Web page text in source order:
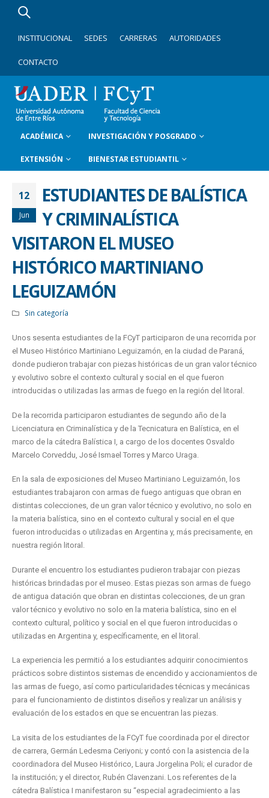
INSTITUCIONAL SEDES CARRERAS AUTORIDADES
CONTACTO
ACADÉMICA INVESTIGACIÓN Y POSGRADO
EXTENSIÓN BIENESTAR ESTUDIANTIL
12
Jun
ESTUDIANTES DE BALÍSTICA
Y CRIMINALÍSTICA
VISITARON EL MUSEO
HISTÓRICO MARTINIANO
LEGUIZAMÓN
Sin categoría
Unos sesenta estudiantes de la FCyT participaron de una recorrida por
el Museo Histórico Martiniano Leguizamón, en la ciudad de Paraná,
donde pudieron trabajar con piezas históricas de un gran valor técnico
y evolutivo sobre el contexto cultural y social en el que fueron
introducidas o utilizadas las armas de fuego en la región del litoral.
De la recorrida participaron estudiantes de segundo año de la
Licenciatura en Criminalística y de la Tecnicatura en Balística, en el
marco de la cátedra Balística I, a cargo de los docentes Osvaldo
Marcelo Corveddu, José Ismael Torres y Marco Uraga.
En la sala de exposiciones del Museo Martiniano Leguizamón, los
estudiantes trabajaron con armas de fuego antiguas que obran en
distintas colecciones, de un gran valor técnico y evolutivo, no solo en
la materia balística, sino en el contexto cultural y social en el que
fueron introducidas o utilizadas en Argentina y, más precisamente, en
nuestra región litoral.
Durante el encuentro los estudiantes pudieron trabajar con piezas
históricas brindadas por el museo. Estas piezas son armas de fuego
de antigua datación que obran en distintas colecciones, de un gran
valor técnico y evolutivo no solo en la materia balística, sino en el
contexto cultural, político y social en el que fueron introducidas o
utilizadas en Argentina y, específicamente, en el litoral.
La experiencia les permitió a los estudiantes adquirir conocimientos
prácticos sobre distintos sistemas de encendido y accionamientos de
las armas de fuego, así como particularidades técnicas y mecánicas
para el funcionamiento de distintos diseños y realizar un análisis y
evaluación de los estados en que se encuentran las piezas.
La visita de los estudiantes de la FCyT fue coordinada por el director
de carrera, Germán Ledesma Ceriyoni; y contó con la asistencia de la
coordinadora del Museo Histórico, Laura Jorgelina Poli; el curador de
la institución; y el director, Rubén Clavenzani. Los referentes de la
cátedra Balística I manifestaron su “especial agradecimiento a las